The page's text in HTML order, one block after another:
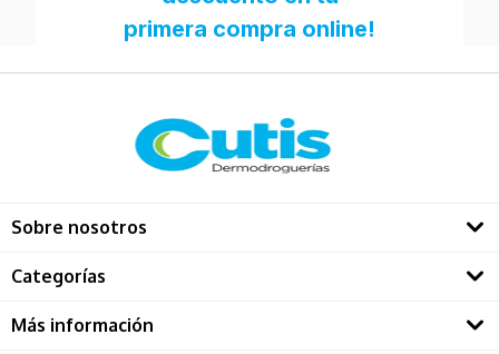
Sobre nosotros
Quienes somos
Categorías
Rostro
Más información